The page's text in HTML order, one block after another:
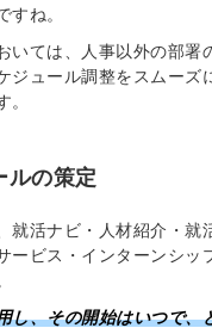
すね。
いては、人事以外の部署
ジュール調整をスムーズ
。
ルの策定
就活ナビ・人材紹介・就
ービス・インターンシッ
し、その開始はいつで、